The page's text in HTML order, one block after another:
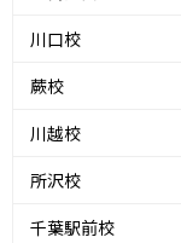
川口校
蕨校
川越校
所沢校
千葉駅前校